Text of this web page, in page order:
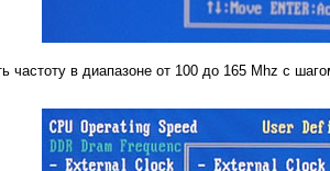
частоту в диапазоне от 100 до 165 Mhz с